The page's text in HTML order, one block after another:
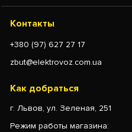
Контакты
+380 (97) 627 27 17
zbut@elektrovoz.com.ua
Как добраться
г. Львов, ул. Зеленая, 251
Режим работы магазина: